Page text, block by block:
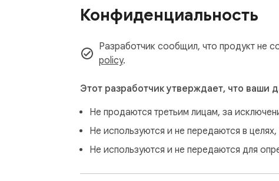
Конфиденциальность
Разработчик сообщил, что продукт не
policy.
Этот разработчик утверждает, что ваши
Не продаются третьим лицам, за
Не используются и не передаются в
Не используются и не передаются для